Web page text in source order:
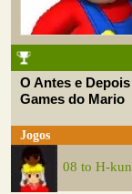
O Antes e
Games do Mario
Jogos
08 to H-kun